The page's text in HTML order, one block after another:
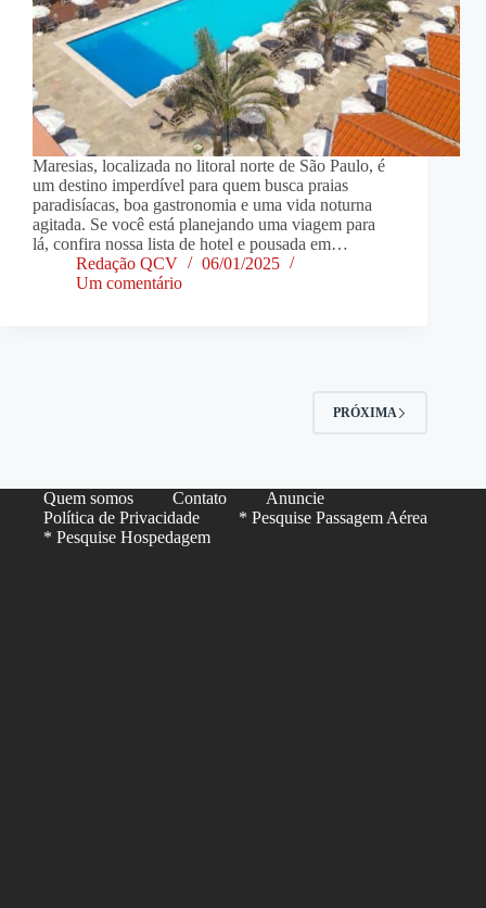
Maresias, localizada no litoral norte de São Paulo, é
um destino imperdível para quem busca praias
paradisíacas, boa gastronomia e uma vida noturna
agitada. Se você está planejando uma viagem para
lá, confira nossa lista de hotel e pousada em…
Redação QCV
06/01/2025
Um comentário
PRÓXIMA
Quem somos Contato
Anuncie
Política de Privacidade
* Pesquise Passagem Aérea
* Pesquise Hospedagem